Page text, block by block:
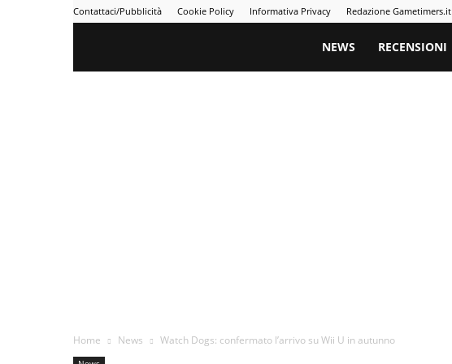
Contattaci/Pubblicità Cookie Policy Informativa Privacy Redazione Gametimers.it
Gametimers
NEWS RECENSIONI
Home News Watch Dogs: confermato l’arrivo su Wii U in autunno